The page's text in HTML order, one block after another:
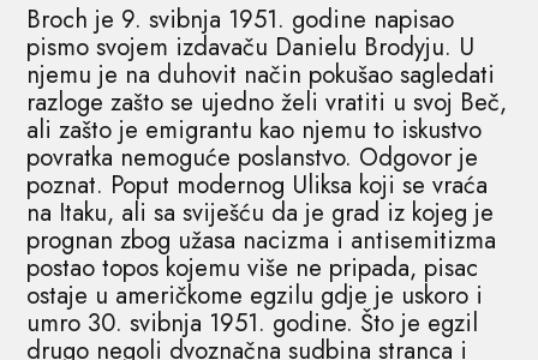
Broch je 9. svibnja 1951. godine napisao
pismo svojem izdavaču Danielu Brodyju. U
njemu je na duhovit način pokušao sagledati
razloge zašto se ujedno želi vratiti u svoj Beč,
ali zašto je emigrantu kao njemu to iskustvo
povratka nemoguće poslanstvo. Odgovor je
poznat. Poput modernog Uliksa koji se vraća
na Itaku, ali sa sviješću da je grad iz kojeg je
prognan zbog užasa nacizma i antisemitizma
postao topos kojemu više ne pripada, pisac
ostaje u američkome egzilu gdje je uskoro i
umro 30. svibnja 1951. godine. Što je egzil
drugo negoli dvoznačna sudbina stranca i